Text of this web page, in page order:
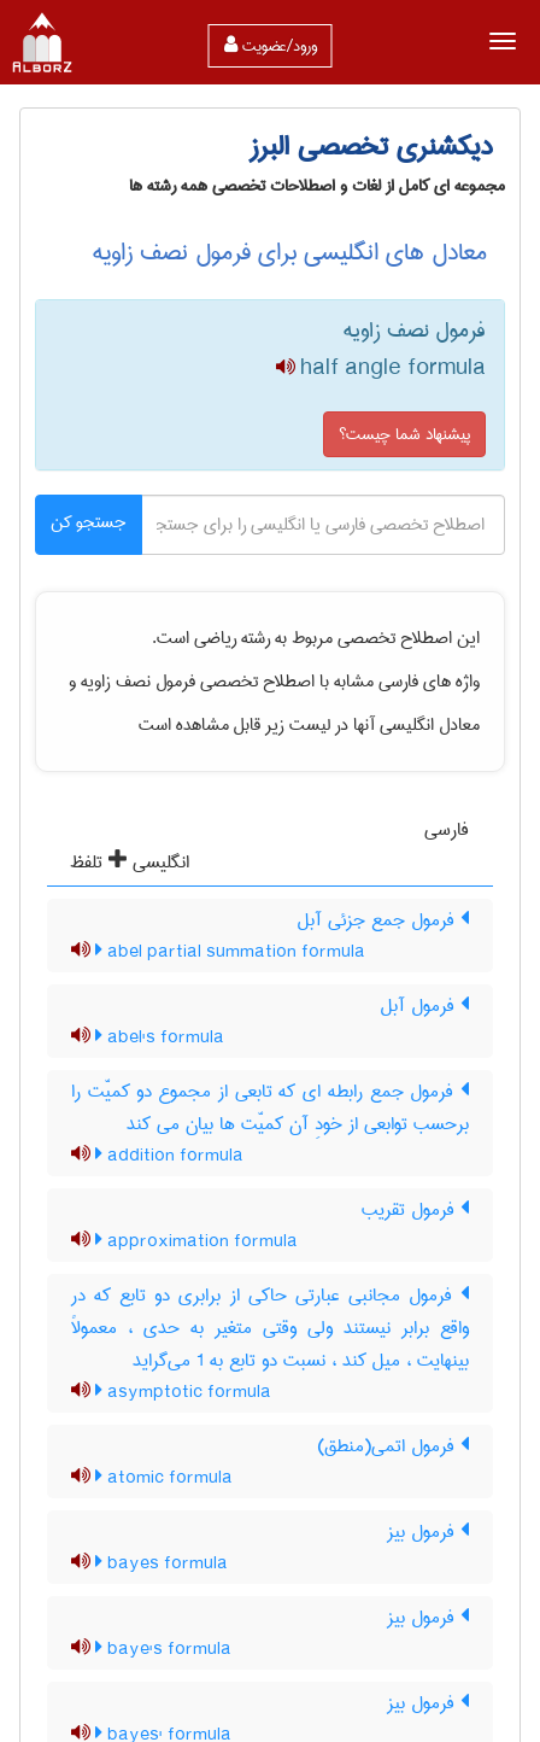
ورود/عضویت
دیکشنری تخصصی البرز
مجموعه ای کامل از لغات و اصطلاحات تخصصی همه رشته ها
معادل های انگلیسی برای فرمول نصف زاویه
فرمول نصف زاویه
half angle formula
پیشنهاد شما چیست؟
جستجو کن
این اصطلاح تخصصی مربوط به رشتهرياضیاست.
واژه های فارسی مشابه با اصطلاح تخصصیفرمول نصف زاویهو
معادل انگلیسی آنها در لیست زیر قابل مشاهده است
فارسی
انگلیسی
تلفظ
فرمول جمع جزئی آبل
abel partial summation formula
فرمول آبل
abel's formula
فرمول جمع رابطه ای که تابعی از مجموع دو کمیّت را
برحسب توابعی از خودِ آن کمیّت ها بیان می کند
addition formula
فرمول تقریب
approximation formula
فرمول مجانبی عبارتی حاکی از برابری دو تابع که در
واقع برابر نیستند ولی وقتی متغیر به حدی ، معمولاً
بینهایت ، میل کند ، نسبت دو تابع به 1 می‌گراید
asymptotic formula
فرمول اتمی(منطق)
atomic formula
فرمول بیز
bayes formula
فرمول بیز
baye's formula
فرمول بیز
bayes' formula